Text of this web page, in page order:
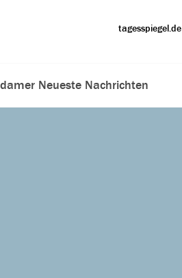
tagesspiegel.de
Neueste Nachrichten